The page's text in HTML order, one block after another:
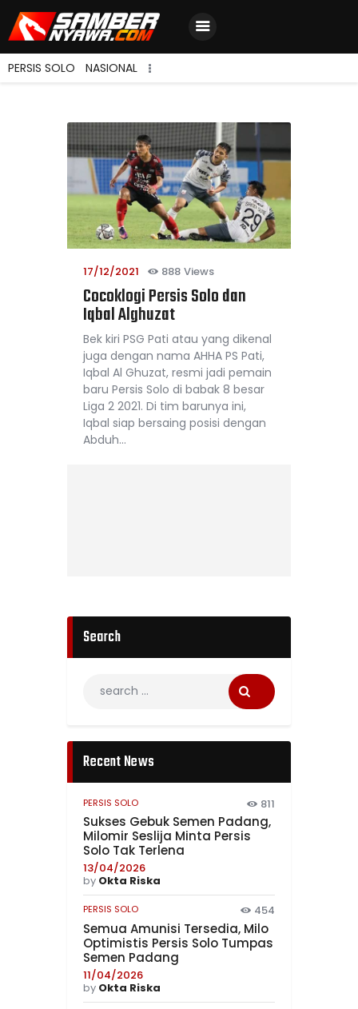
PERSIS SOLO NASIONAL
Berita Terbaru
Jadwal & Hasil
Klasemen
17/12/2021 888 Views
Cocoklogi Persis Solo dan
Iqbal Alghuzat
Bek kiri PSG Pati atau yang dikenal
juga dengan nama AHHA PS Pati,
Iqbal Al Ghuzat, resmi jadi pemain
baru Persis Solo di babak 8 besar
Liga 2 2021. Di tim barunya ini,
Iqbal siap bersaing posisi dengan
Abduh…
Search
Recent News
PERSIS SOLO 811
Sukses Gebuk Semen Padang,
Milomir Seslija Minta Persis
Solo Tak Terlena
13/04/2026
by Okta Riska
PERSIS SOLO 454
Semua Amunisi Tersedia, Milo
Optimistis Persis Solo Tumpas
Semen Padang
11/04/2026
by Okta Riska